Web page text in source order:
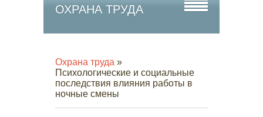
ОХРАНА ТРУДА
Охрана труда »
Психологические и социальные
последствия влияния работы в
ночные смены